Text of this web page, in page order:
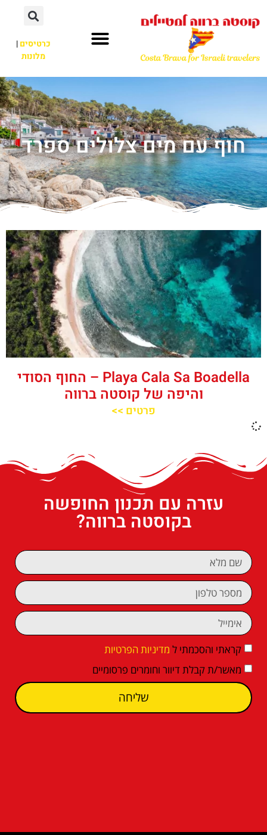
כרטיסים|
מלונות
חוף עם מים צלולים ספרד
‪‪Playa Cala Sa Boadella‬‬ – החוף הסודי
והיפה של קוסטה ברווה
פרטים >>
עזרה עם תכנון החופשה
בקוסטה ברווה?
קראתי והסכמתי ל מדיניות הפרטיות
מאשר/ת קבלת דיוור וחומרים פרסומיים
שליחה